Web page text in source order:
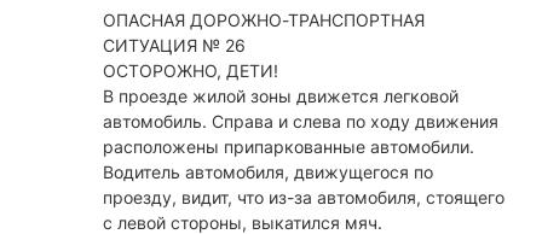
ОПАСНАЯ ДОРОЖНО-ТРАНСПОРТНАЯ
СИТУАЦИЯ № 26
ОСТОРОЖНО, ДЕТИ!
В проезде жилой зоны движется легковой
автомобиль. Справа и слева по ходу движения
расположены припаркованные автомобили.
Водитель автомобиля, движущегося по
проезду, видит, что из-за автомобиля, стоящего
с левой стороны, выкатился мяч.